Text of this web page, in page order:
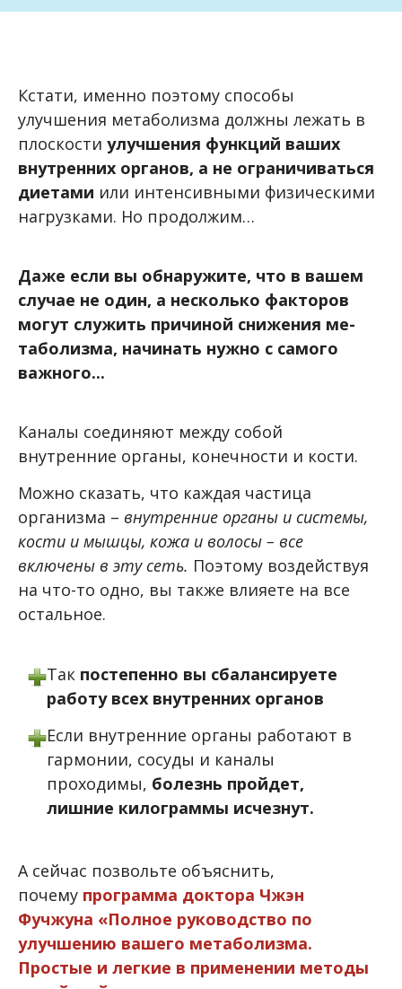
Кстати, именно поэтому способы
улучшения метаболизма должны лежать в
плоскости улучшения функций ваших
внутренних органов, а не ограничиваться
диетами или интенсивными физическими
нагрузками. Но продолжим…
Даже если вы обнаружите, что в вашем
случае не один, а несколько факторов
могут служить причиной снижения ме-
таболизма, начинать нужно с самого
важного...
Каналы соединяют между собой
внутренние органы, конечности и кости.
Можно сказать, что каждая частица
организма – внутренние органы и системы,
кости и мышцы, кожа и волосы – все
включены в эту сеть. Поэтому воздействуя
на что-то одно, вы также влияете на все
остальное.
Так постепенно вы сбалансируете
работу всех внутренних органов
Если внутренние органы работают в
гармонии, сосуды и каналы
проходимы, болезнь пройдет,
лишние килограммы исчезнут.
А сейчас позвольте объяснить,
почему программа доктора Чжэн
Фучжуна «Полное руководство по
улучшению вашего метаболизма.
Простые и легкие в применении методы